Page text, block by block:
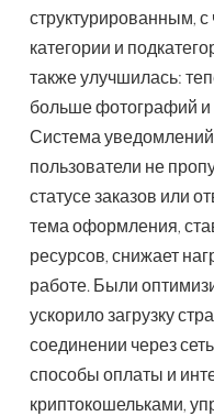
структурированным,
категории и
также улучшилась:
больше фотографий
Система
пользователи не
статусе заказов или
тема оформления,
ресурсов, снижает
работе. Были
ускорило загрузку
соединении через
способы оплаты и
криптокошельками,